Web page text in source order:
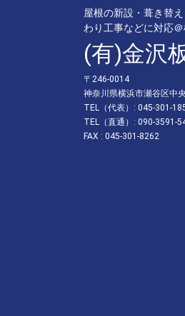
屋根の新設・葺き替
わり工事などに対応
(有)金沢
〒246-0014
神奈川県横浜市瀬谷区中
TEL（代表）: 045-301-
TEL（直通）: 090-3591-
FAX : 045-301-8262